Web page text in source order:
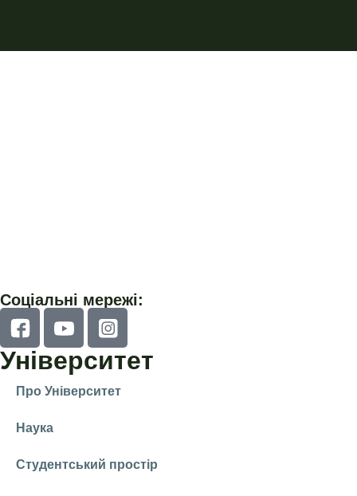
Соціальні мережі:
Університет
Про Університет
Наука
Студентський простір